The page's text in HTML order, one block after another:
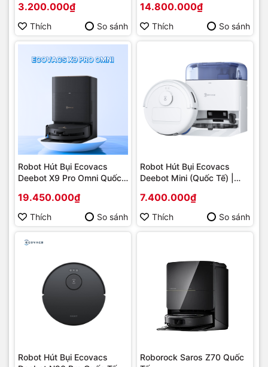
Mùi Tối Đa
3.200.000₫
Thích So sánh
14.800.000₫
Thích So sánh
Robot Hút Bụi Ecovacs
Deebot X9 Pro Omni Quốc
19.450.000₫
Thích So sánh
Robot Hút Bụi Ecovacs
Deebot Mini (Quốc Tế) |
3-trong-1, Chuyên Gia Gầm
Thấp
7.400.000₫
Thích So sánh
Robot Hút Bụi Ecovacs
Roborock Saros Z70 Quốc